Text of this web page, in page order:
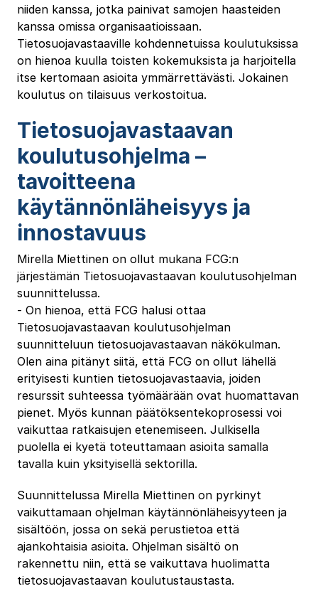
niiden kanssa, jotka painivat samojen haasteiden
kanssa omissa organisaatioissaan.
Tietosuojavastaaville kohdennetuissa koulutuksissa
on hienoa kuulla toisten kokemuksista ja harjoitella
itse kertomaan asioita ymmärrettävästi. Jokainen
koulutus on tilaisuus verkostoitua.
Tietosuojavastaavan
koulutusohjelma –
tavoitteena
käytännönläheisyys ja
innostavuus
Mirella Miettinen on ollut mukana FCG:n
järjestämän Tietosuojavastaavan koulutusohjelman
suunnittelussa.
‐ On hienoa, että FCG halusi ottaa
Tietosuojavastaavan koulutusohjelman
suunnitteluun tietosuojavastaavan näkökulman.
Olen aina pitänyt siitä, että FCG on ollut lähellä
erityisesti kuntien tietosuojavastaavia, joiden
resurssit suhteessa työmäärään ovat huomattavan
pienet. Myös kunnan päätöksentekoprosessi voi
vaikuttaa ratkaisujen etenemiseen. Julkisella
puolella ei kyetä toteuttamaan asioita samalla
tavalla kuin yksityisellä sektorilla.
Suunnittelussa Mirella Miettinen on pyrkinyt
vaikuttamaan ohjelman käytännönläheisyyteen ja
sisältöön, jossa on sekä perustietoa että
ajankohtaisia asioita. Ohjelman sisältö on
rakennettu niin, että se vaikuttava huolimatta
tietosuojavastaavan koulutustaustasta.